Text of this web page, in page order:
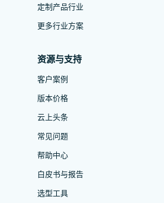
定制产品行业
更多行业方案
资源与支持
客户案例
版本价格
云上头条
常见问题
帮助中心
白皮书与报告
选型工具